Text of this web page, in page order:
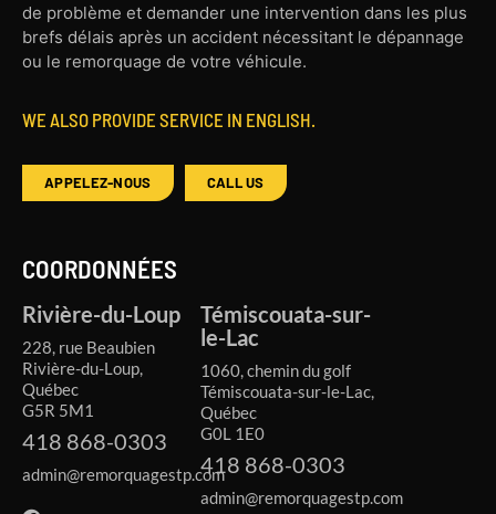
de problème et demander une intervention dans les plus
brefs délais après un accident nécessitant le dépannage
ou le remorquage de votre véhicule.
WE ALSO PROVIDE SERVICE IN ENGLISH.
APPELEZ-NOUS CALL US
COORDONNÉES
Rivière-du-Loup
228, rue Beaubien
Rivière-du-Loup,
Québec
G5R 5M1
418 868-0303
admin@remorquagestp.com
Témiscouata-sur-
le-Lac
1060, chemin du golf
Témiscouata-sur-le-Lac,
Québec
G0L 1E0
418 868-0303
admin@remorquagestp.com